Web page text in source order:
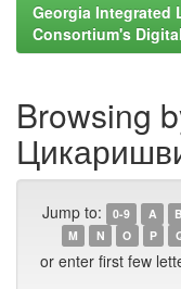
Georgia Integrated
Consortium's
Browsing
Jump to: 0-9 A B
M
N O P
or enter first few